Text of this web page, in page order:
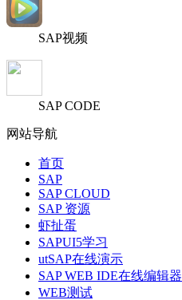
SAP视频
SAP CODE
网站导航
首页
SAP
SAP CLOUD
SAP 资源
虾扯蛋
SAPUI5学习
utSAP在线演示
SAP WEB IDE在线编辑器
WEB测试